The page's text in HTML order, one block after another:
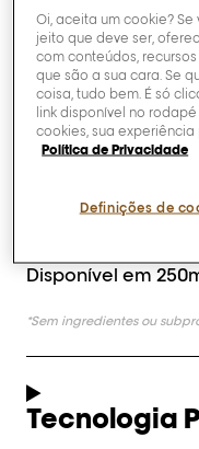
cremosa, de
fragrância
bergamota
cabelos
fortalecidos, com
Recomendada
vegana* e
responsável por
Disponível em
*Sem ingredientes ou
Tecnologia
Oi, aceita um cookie?
jeito que deve ser,
com conteúdos,
que são a sua cara. Se
coisa, tudo bem. É só
link disponível no
cookies, sua
Política de Privacidade
Definições de